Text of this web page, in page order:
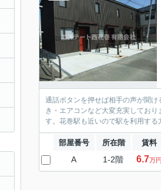
通話ボタンを押せば相手の声が聞
き・エアコンなど大変充実してお
す。花巻駅も近いので駅を利用す
部屋番号 所在階 賃料
A 1-2階 6.7万円